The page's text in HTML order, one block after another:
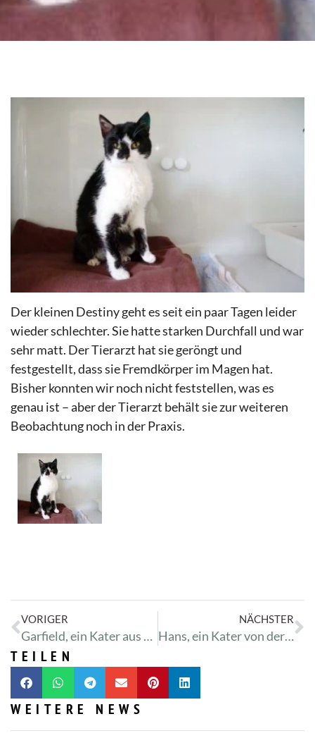
Der kleinen Destiny geht es seit ein paar Tagen leider
wieder schlechter. Sie hatte starken Durchfall und war
sehr matt. Der Tierarzt hat sie geröngt und
festgestellt, dass sie Fremdkörper im Magen hat.
Bisher konnten wir noch nicht feststellen, was es
genau ist – aber der Tierarzt behält sie zur weiteren
Beobachtung noch in der Praxis.
VORIGER
Garfield, ein Kater aus der TSV-Auflösung, kann keinen Kot absetzen
NÄCHSTER
Hans, ein Kater von der TSV-Auflösung, hat ganz doll schnupfen
TEILEN
WEITERE NEWS